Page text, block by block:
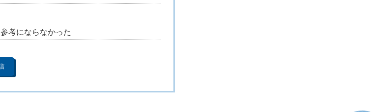
参考にならなかった